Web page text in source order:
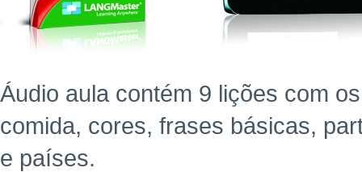
Áudio aula contém 9 lições com
comida, cores, frases básicas,
e países.